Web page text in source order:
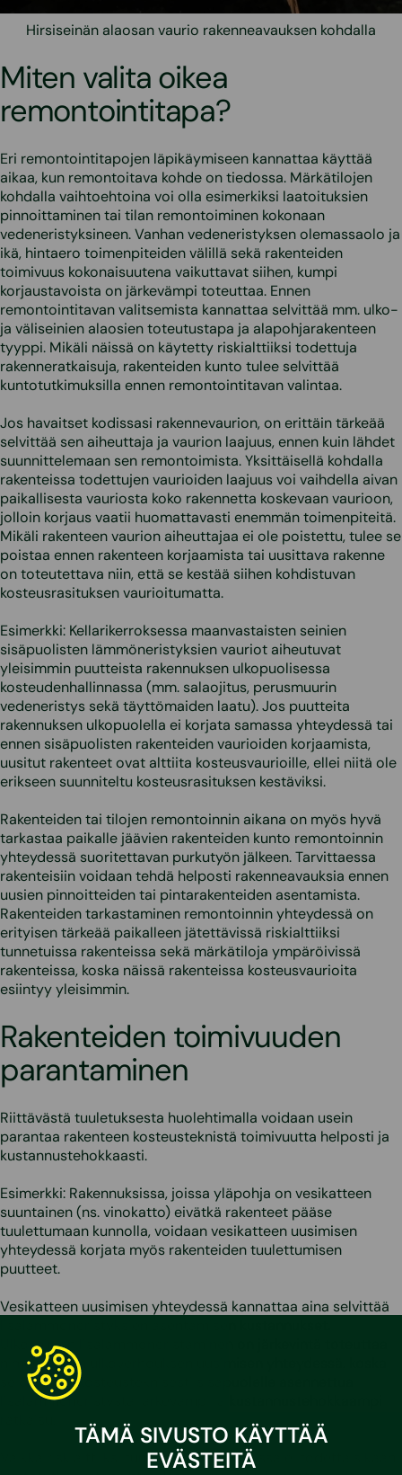
TÄMÄ SIVUSTO KÄYTTÄÄ
EVÄSTEITÄ
Hirsiseinän alaosan vaurio rakenneavauksen kohdalla
Miten valita oikea
remontointitapa?
Eri remontointitapojen läpikäymiseen kannattaa käyttää
aikaa, kun remontoitava kohde on tiedossa. Märkätilojen
kohdalla vaihtoehtoina voi olla esimerkiksi laatoituksien
pinnoittaminen tai tilan remontoiminen kokonaan
vedeneristyksineen. Vanhan vedeneristyksen olemassaolo ja
ikä, hintaero toimenpiteiden välillä sekä rakenteiden
toimivuus kokonaisuutena vaikuttavat siihen, kumpi
korjaustavoista on järkevämpi toteuttaa. Ennen
remontointitavan valitsemista kannattaa selvittää mm. ulko-
ja väliseinien alaosien toteutustapa ja alapohjarakenteen
tyyppi. Mikäli näissä on käytetty riskialttiiksi todettuja
rakenneratkaisuja, rakenteiden kunto tulee selvittää
kuntotutkimuksilla ennen remontointitavan valintaa.
Jos havaitset kodissasi rakennevaurion, on erittäin tärkeää
selvittää sen aiheuttaja ja vaurion laajuus, ennen kuin lähdet
suunnittelemaan sen remontoimista. Yksittäisellä kohdalla
rakenteissa todettujen vaurioiden laajuus voi vaihdella aivan
paikallisesta vauriosta koko rakennetta koskevaan vaurioon,
jolloin korjaus vaatii huomattavasti enemmän toimenpiteitä.
Mikäli rakenteen vaurion aiheuttajaa ei ole poistettu, tulee se
poistaa ennen rakenteen korjaamista tai uusittava rakenne
on toteutettava niin, että se kestää siihen kohdistuvan
kosteusrasituksen vaurioitumatta.
Esimerkki: Kellarikerroksessa maanvastaisten seinien
sisäpuolisten lämmöneristyksien vauriot aiheutuvat
yleisimmin puutteista rakennuksen ulkopuolisessa
kosteudenhallinnassa (mm. salaojitus, perusmuurin
vedeneristys sekä täyttömaiden laatu). Jos puutteita
rakennuksen ulkopuolella ei korjata samassa yhteydessä tai
ennen sisäpuolisten rakenteiden vaurioiden korjaamista,
uusitut rakenteet ovat alttiita kosteusvaurioille, ellei niitä ole
erikseen suunniteltu kosteusrasituksen kestäviksi.
Rakenteiden tai tilojen remontoinnin aikana on myös hyvä
tarkastaa paikalle jäävien rakenteiden kunto remontoinnin
yhteydessä suoritettavan purkutyön jälkeen. Tarvittaessa
rakenteisiin voidaan tehdä helposti rakenneavauksia ennen
uusien pinnoitteiden tai pintarakenteiden asentamista.
Rakenteiden tarkastaminen remontoinnin yhteydessä on
erityisen tärkeää paikalleen jätettävissä riskialttiiksi
tunnetuissa rakenteissa sekä märkätiloja ympäröivissä
rakenteissa, koska näissä rakenteissa kosteusvaurioita
esiintyy yleisimmin.
Rakenteiden toimivuuden
parantaminen
Riittävästä tuuletuksesta huolehtimalla voidaan usein
parantaa rakenteen kosteusteknistä toimivuutta helposti ja
kustannustehokkaasti.
Esimerkki: Rakennuksissa, joissa yläpohja on vesikatteen
suuntainen (ns. vinokatto) eivätkä rakenteet pääse
tuulettumaan kunnolla, voidaan vesikatteen uusimisen
yhteydessä korjata myös rakenteiden tuulettumisen
puutteet.
Vesikatteen uusimisen yhteydessä kannattaa aina selvittää
Ulkoseinien lisälämmöneristäminen on järkevintä toteuttaa
nimenomaan ulkoverhouksen uusimisen yhteydessä. koska
se on usein kosteusteknisesti sisäpuolelle asennettua
lisälämmöneristystä järkevämpi ja kustannustehokkaampi
Vaikka riskialttiiksi tunnetuissa rakenteissa ei todettaisikaan